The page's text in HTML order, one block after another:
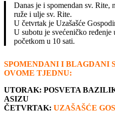
Danas je i spomendan sv. Rite,
ruže i ulje sv. Rite.
U četvrtak je Uzašašće
U subotu je svećeničko
početkom u 10 sati.
SPOMENDANI I BLAGDANI
OVOME TJEDNU:
UTORAK: POSVETA
ASIZU
ČETVRTAK: UZAŠAŠĆE